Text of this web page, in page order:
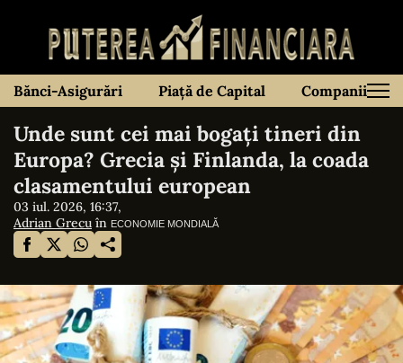
Bănci-Asigurări Piață de Capital Companii
Unde sunt cei mai bogați tineri din
Europa? Grecia și Finlanda, la coada
clasamentului european
03 iul. 2026, 16:37,
Adrian Grecu în ECONOMIE MONDIALĂ